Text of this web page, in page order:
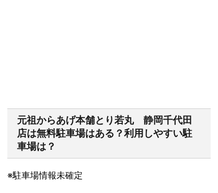
元祖からあげ本舗とり若丸 静岡千代田
店は無料駐車場はある？利用しやすい駐
車場は？
※駐車場情報未確定